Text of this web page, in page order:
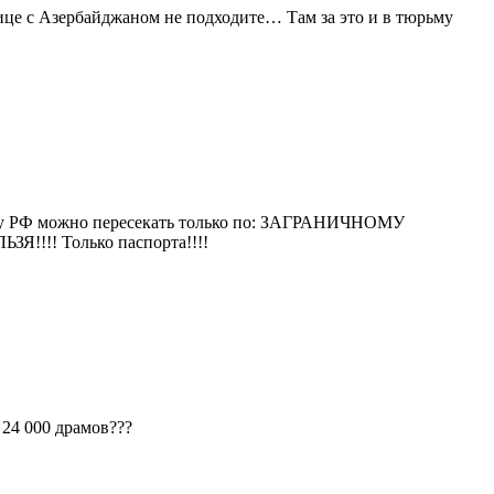
с Азербайджаном не подходите… Там за это и в тюрьму
РФ можно пересекать только по: ЗАГРАНИЧНОМУ
Только паспорта!!!!
000 драмов???